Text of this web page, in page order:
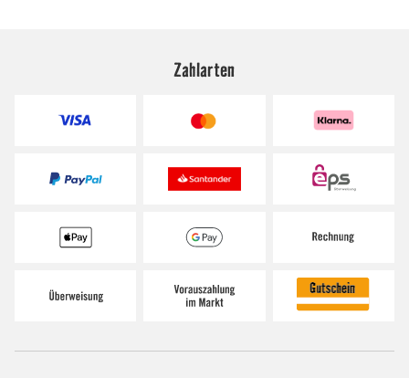
Zahlarten